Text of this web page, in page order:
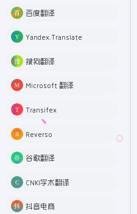
百度翻译
Yandex.Translate
搜狗翻译
Microsoft 翻译
Transifex
Reverso
谷歌翻译
CNKI学术翻译
抖音电商